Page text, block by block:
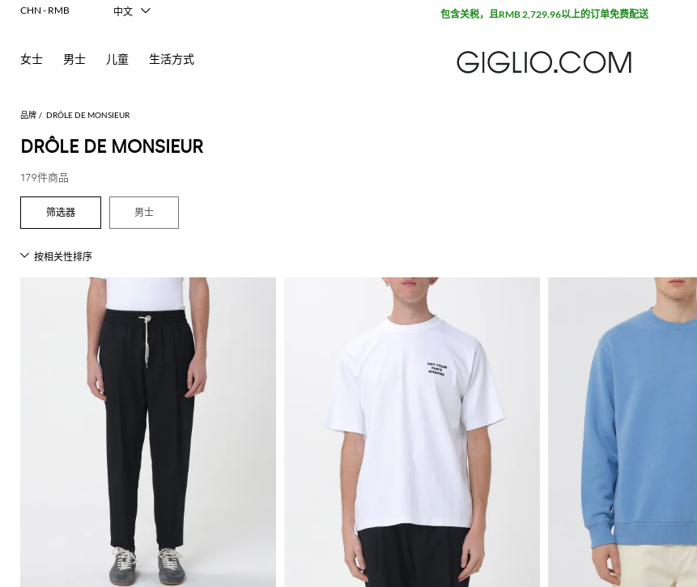
品牌 DRÔLE DE MONSIEUR
DRÔLE DE MONSIEUR
179件商品
男士
女士 男士 儿童 生活方式
折扣专区额外九折
CHN - RMB
中文
Français
日本語
Русский